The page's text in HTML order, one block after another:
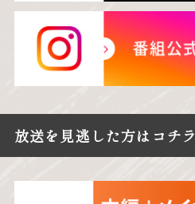
放送を見逃した方はコチラ